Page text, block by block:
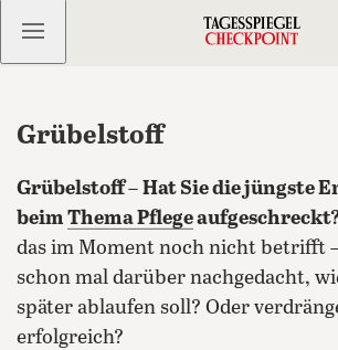
Kostenlos anmelden
Grübelstoff
Grübelstoff– Hat Sie die jüngste
beimThema Pflege
das im Moment noch nicht betrifft
schon mal darüber nachgedacht,
später ablaufen soll? Oder
erfolgreich?